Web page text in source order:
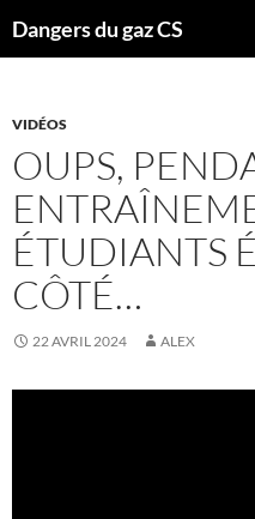
Dangers du gaz CS
VIDÉOS
OUPS,
ÉTUDIANTS
CÔTÉ…
22 AVRIL 2024 ALEX